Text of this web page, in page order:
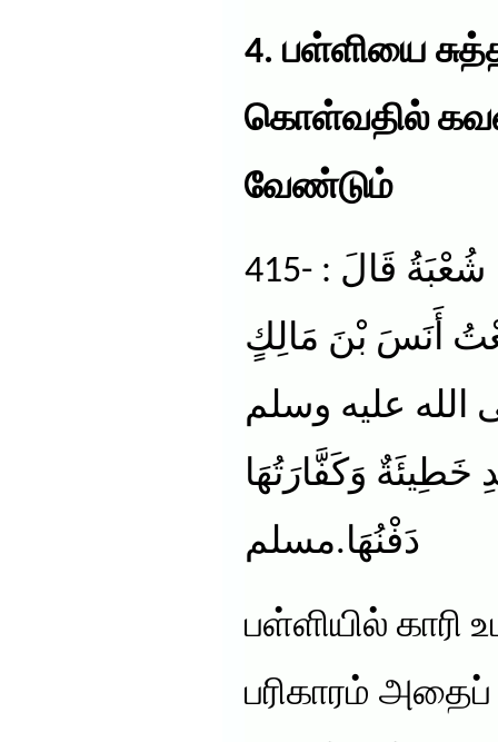
4. பள்ளியை
கொள்வதில்
வேண்டும்
415- حَدَّثَنَا آدَمُ قَالَ : حَدَّثَنَا شُعْبَةُ قَالَ :
أَنَسَ بْنَ مَالِكٍ
الله عليه وسلم
وَكَفَّارَتُهَا
دَفْنُهَا.مسلم
பள்ளியில் காரி
பரிகாரம்